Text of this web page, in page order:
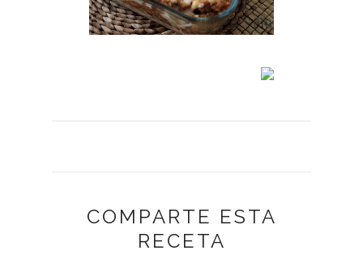
COMPARTE ESTA
RECETA